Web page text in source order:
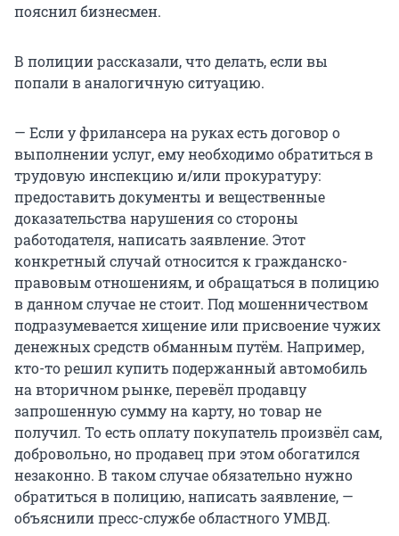
пояснил бизнесмен.
В полиции рассказали, что делать, если вы
попали в аналогичную ситуацию.
— Если у фрилансера на руках есть договор о
выполнении услуг, ему необходимо обратиться в
трудовую инспекцию и/или прокуратуру:
предоставить документы и вещественные
доказательства нарушения со стороны
работодателя, написать заявление. Этот
конкретный случай относится к гражданско-
правовым отношениям, и обращаться в полицию
в данном случае не стоит. Под мошенничеством
подразумевается хищение или присвоение чужих
денежных средств обманным путём. Например,
кто-то решил купить подержанный автомобиль
на вторичном рынке, перевёл продавцу
запрошенную сумму на карту, но товар не
получил. То есть оплату покупатель произвёл сам,
добровольно, но продавец при этом обогатился
незаконно. В таком случае обязательно нужно
обратиться в полицию, написать заявление, —
объяснили пресс-службе областного УМВД.